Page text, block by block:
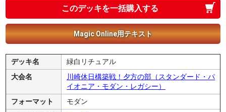
このデッキを一括購入する
Magic Online用テキスト
デッキ名
緑白リチュアル
大会名
川崎休日構築戦！夕方の部（スタンダード・パ
イオニア・モダン・レガシー）
フォーマット
モダン